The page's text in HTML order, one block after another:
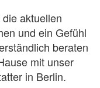
aktuellen
und ein Gefühl
beraten
mit unser
in Berlin.
Art der
sowie